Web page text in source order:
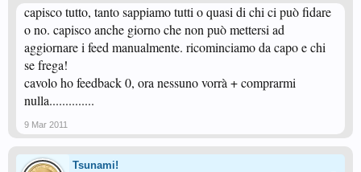
capisco tutto, tanto sappiamo tutti o quasi di chi ci può fidare
o no. capisco anche giorno che non può mettersi ad
aggiornare i feed manualmente. ricominciamo da capo e chi
se frega!
cavolo ho feedback 0, ora nessuno vorrà + comprarmi
nulla..............
9 Mar 2011
Tsunami!